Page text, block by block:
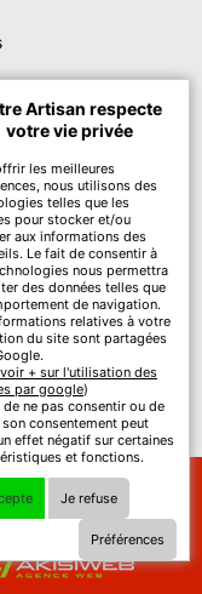
réservé
nous
Artisan respecte
votre vie privée
les meilleures
nous utilisons des
telles que les
pour stocker et/ou
aux informations des
Le fait de consentir à
nous permettra
des données telles que
de navigation.
relatives à votre
du site sont partagées
+ sur l'utilisation des
par google)
de ne pas consentir ou de
consentement peut
effet négatif sur certaines
et fonctions.
Je refuse
Préférences